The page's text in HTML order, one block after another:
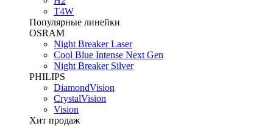
T4W
Популярные линейки
OSRAM
Night Breaker Laser
Cool Blue Intense Next Gen
Night Breaker Silver
PHILIPS
DiamondVision
CrystalVision
Vision
Хит продаж